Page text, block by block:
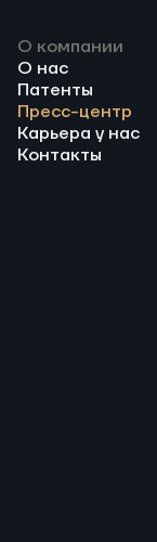
О компании
О нас
Патенты
Пресс-центр
Карьера у нас
Контакты